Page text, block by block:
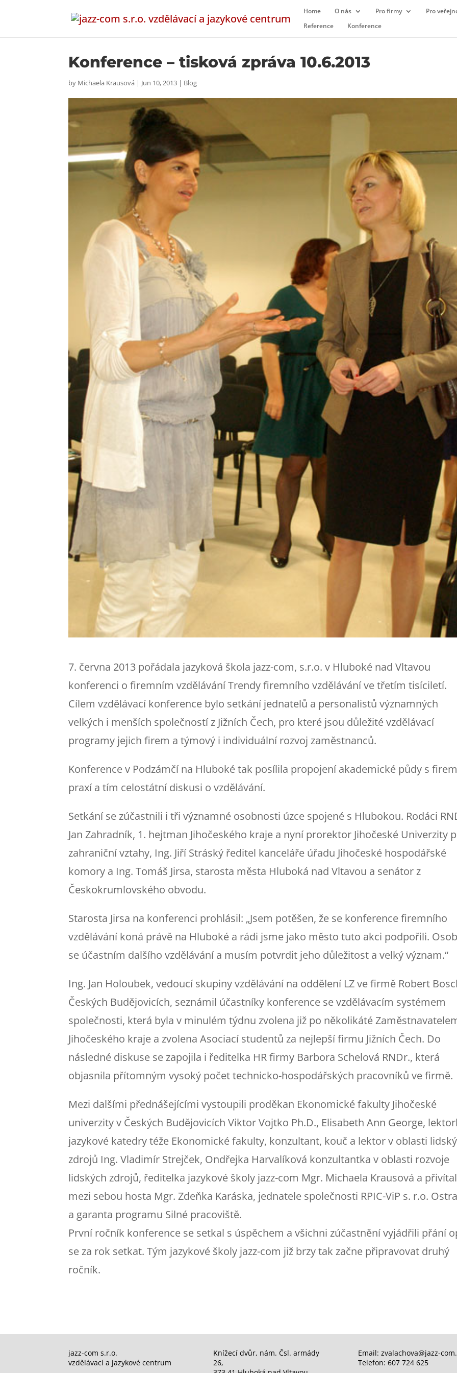
Home O nás Pro firmy Pro
Reference
Konference
Konference – tisková zpráva 10.6.2013
by Michaela Krausová | Jun 10, 2013 | Blog
7. června 2013 pořádala jazyková škola jazz-com, s.r.o. v Hluboké nad Vltavou
konferenci o firemním vzdělávání Trendy firemního vzdělávání ve třetím tisíciletí.
Cílem vzdělávací konference bylo setkání jednatelů a personalistů významných
velkých i menších společností z Jižních Čech, pro které jsou důležité vzdělávací
programy jejich firem a týmový i individuální rozvoj zaměstnanců.
Konference v Podzámčí na Hluboké tak posílila propojení akademické půdy s
praxí a tím celostátní diskusi o vzdělávání.
Setkání se zúčastnili i tři významné osobnosti úzce spojené s Hlubokou. Rodáci
Jan Zahradník, 1. hejtman Jihočeského kraje a nyní prorektor Jihočeské Univerzity
zahraniční vztahy, Ing. Jiří Stráský ředitel kanceláře úřadu Jihočeské hospodářské
komory a Ing. Tomáš Jirsa, starosta města Hluboká nad Vltavou a senátor z
Českokrumlovského obvodu.
Starosta Jirsa na konferenci prohlásil: „Jsem potěšen, že se konference firemního
vzdělávání koná právě na Hluboké a rádi jsme jako město tuto akci podpořili.
se účastním dalšího vzdělávání a musím potvrdit jeho důležitost a velký význam.“
Ing. Jan Holoubek, vedoucí skupiny vzdělávání na oddělení LZ ve firmě Robert
Českých Budějovicích, seznámil účastníky konference se vzdělávacím systémem
společnosti, která byla v minulém týdnu zvolena již po několikáté
Jihočeského kraje a zvolena Asociací studentů za nejlepší firmu Jižních Čech. Do
následné diskuse se zapojila i ředitelka HR firmy Barbora Schelová RNDr., která
objasnila přítomným vysoký počet technicko-hospodářských pracovníků ve firmě.
Mezi dalšími přednášejícími vystoupili proděkan Ekonomické fakulty Jihočeské
univerzity v Českých Budějovicích Viktor Vojtko Ph.D., Elisabeth Ann George,
jazykové katedry téže Ekonomické fakulty, konzultant, kouč a lektor v oblasti
zdrojů Ing. Vladimír Strejček, Ondřejka Harvalíková konzultantka v oblasti rozvoje
lidských zdrojů, ředitelka jazykové školy jazz-com Mgr. Michaela Krausová a
mezi sebou hosta Mgr. Zdeňka Karáska, jednatele společnosti RPIC-ViP s. r.o.
a garanta programu Silné pracoviště.
První ročník konference se setkal s úspěchem a všichni zúčastnění vyjádřili přání
se za rok setkat. Tým jazykové školy jazz-com již brzy tak začne připravovat druhý
ročník.
jazz-com s.r.o.
vzdělávací a jazykové centrum
Knížecí dvůr, nám. Čsl. armády
26,
Email: zvalachova@jazz-
Telefon: 607 724 625